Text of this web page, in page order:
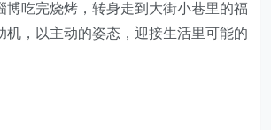
博吃完烧烤，转身走到大街小巷里的福
机，以主动的姿态，迎接生活里可能的